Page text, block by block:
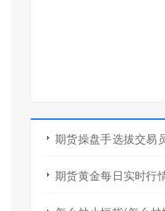
期货操盘手选拔交易